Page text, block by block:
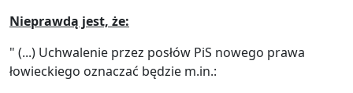
Nieprawdą jest, że:
" (...) Uchwalenie przez posłów PiS nowego prawa
łowieckiego oznaczać będzie m.in.: